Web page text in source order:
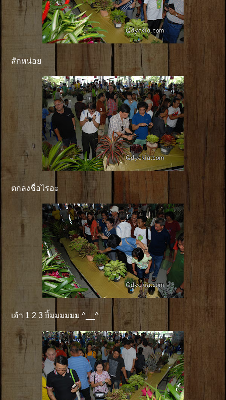
สักหน่อย
ตกลงชื่อไรอะ
เอ้า 1 2 3 ยิ้มมมมมม ^__^